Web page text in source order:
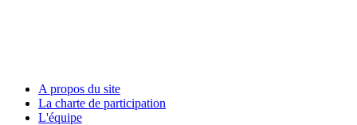
A propos du site
La charte de participation
L'équipe